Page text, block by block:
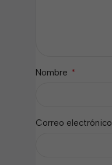
Nombre *
Correo electrónico